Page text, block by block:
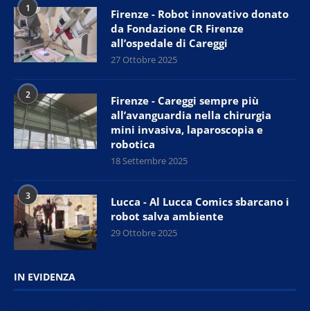
1
Firenze - Robot innovativo donato
da Fondazione CR Firenze
all’ospedale di Careggi
27 Ottobre 2025
2
Firenze - Careggi sempre più
all’avanguardia nella chirurgia
mini invasiva, laparoscopia e
robotica
18 Settembre 2025
3
Lucca - Al Lucca Comics sbarcano i
robot salva ambiente
29 Ottobre 2025
IN EVIDENZA